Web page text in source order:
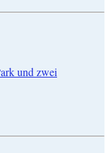
und zwei